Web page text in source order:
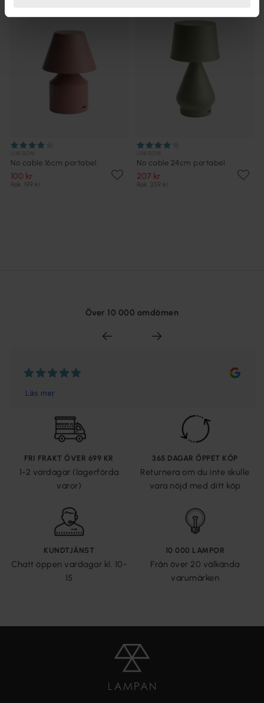
No cable 16cm portabel
100 kr
Rek. 199 kr
No cable 24cm portabel
207 kr
Rek. 259 kr
Över 10 000 omdömen
FRI FRAKT ÖVER 699 KR
1-2 vardagar (lagerförda
varor)
365 DAGAR ÖPPET KÖP
Returnera om du inte skulle
vara nöjd med ditt köp
KUNDTJÄNST
Chatt öppen vardagar kl. 10-
15
10 000 LAMPOR
Från över 20 välkända
varumärken